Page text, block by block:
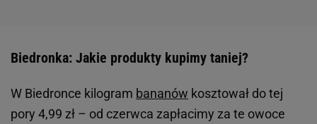
Biedronka: Jakie produkty kupimy taniej?
W Biedronce kilogram bananów kosztował do tej
pory 4,99 zł – od czerwca zapłacimy za te owoce